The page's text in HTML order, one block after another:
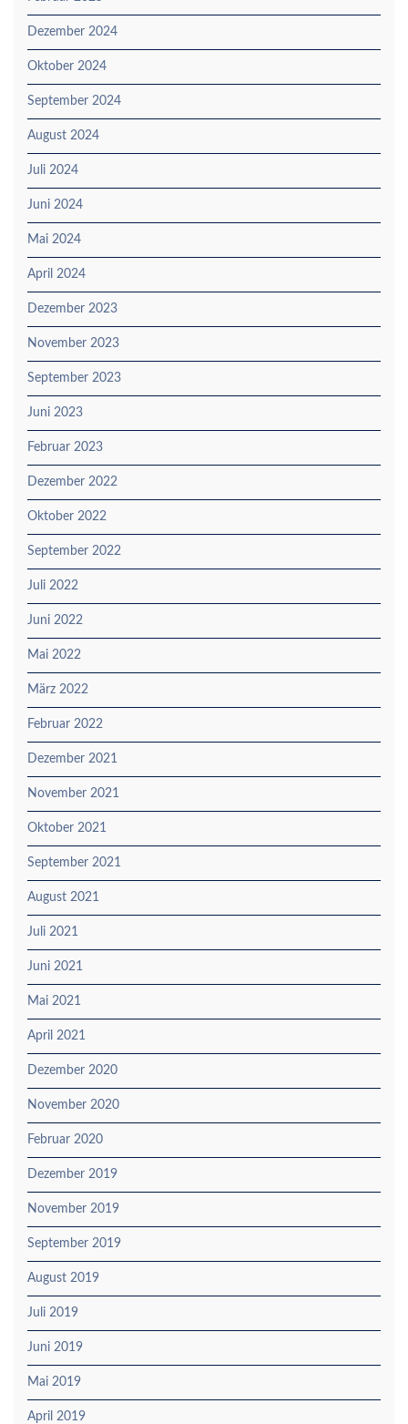
Dezember 2024
Oktober 2024
September 2024
August 2024
Juli 2024
Juni 2024
Mai 2024
April 2024
Dezember 2023
November 2023
September 2023
Juni 2023
Februar 2023
Dezember 2022
Oktober 2022
September 2022
Juli 2022
Juni 2022
Mai 2022
März 2022
Februar 2022
Dezember 2021
November 2021
Oktober 2021
September 2021
August 2021
Juli 2021
Juni 2021
Mai 2021
April 2021
Dezember 2020
November 2020
Februar 2020
Dezember 2019
November 2019
September 2019
August 2019
Juli 2019
Juni 2019
Mai 2019
April 2019